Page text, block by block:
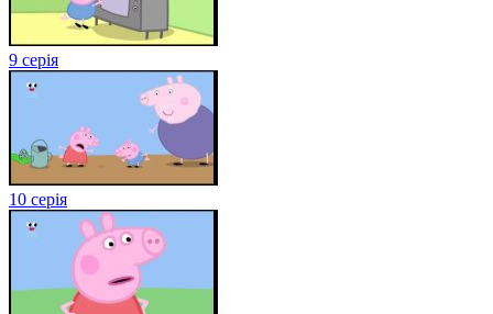
9 серія
10 серія